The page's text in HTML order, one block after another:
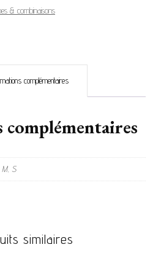
& combinaisons
complémentaires
M, S
similaires